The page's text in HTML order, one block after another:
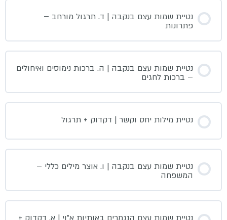
נטיית שמות עצם בנקבה | ד. תרגול מורחב –
פתרונות
נטיית שמות עצם בנקבה | ה. ברכות נימוסים ואיחולים
– ברכות לחגים
נטיית מילות יחס וקשר | דקדוק + תרגול
נטיית שמות עצם בנקבה | ו. אוצר מילים כללי –
המשפחה